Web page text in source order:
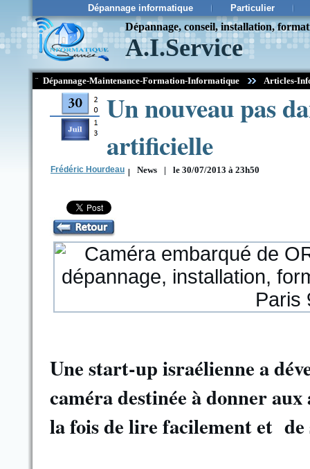
Dépannage informatique Particulier
Dépannage, conseil, installation,
A.I.Service
¨ Dépannage-Maintenance-Formation-Informatique Articles-
Un nouveau pas
artificielle
Frédéric Hourdeau | News | le 30/07/2013 à 23h50
Une start-up israélienne a
caméra destinée à donner
la fois de lire facilement et